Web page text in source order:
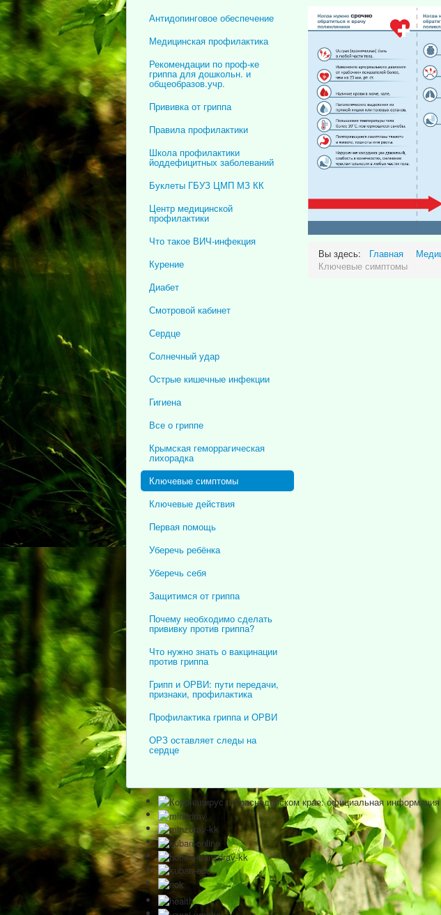
Антидопинговое обеспечение
Медицинская профилактика
Рекомендации по проф-ке
гриппа для дошкольн. и
общеобразов.учр.
Прививка от гриппа
Правила профилактики
Школа профилактики
йоддефицитных заболеваний
Буклеты ГБУЗ ЦМП МЗ КК
Центр медицинской
профилактики
Что такое ВИЧ-инфекция
Курение
Диабет
Смотровой кабинет
Сердце
Солнечный удар
Острые кишечные инфекции
Гигиена
Все о гриппе
Крымская геморрагическая
лихорадка
Ключевые симптомы
Ключевые действия
Первая помощь
Уберечь ребёнка
Уберечь себя
Защитимся от гриппа
Почему необходимо сделать
прививку против гриппа?
Что нужно знать о вакцинации
против гриппа
Грипп и ОРВИ: пути передачи,
признаки, профилактика
Профилактика гриппа и ОРВИ
ОРЗ оставляет следы на
сердце
Вы здесь: Главная
Ключевые симптомы